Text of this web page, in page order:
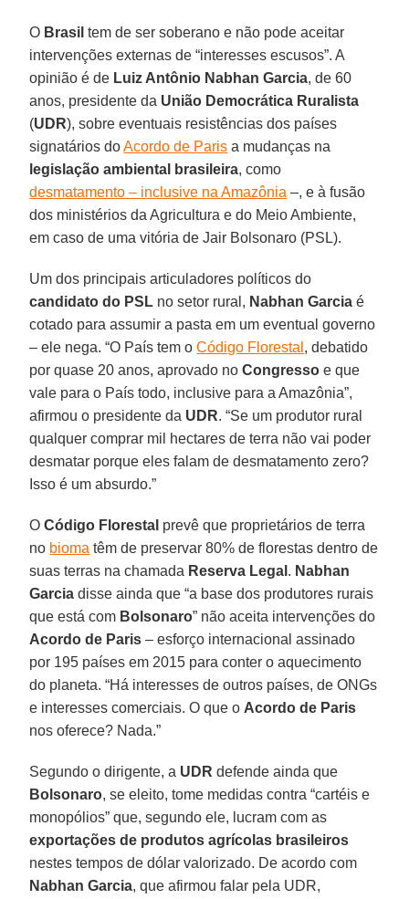
O Brasil tem de ser soberano e não pode aceitar
intervenções externas de “interesses escusos”. A
opinião é de Luiz Antônio Nabhan Garcia, de 60
anos, presidente da União Democrática Ruralista
(UDR), sobre eventuais resistências dos países
signatários doAcordo de Paris a mudanças na
legislação ambiental brasileira, como
desmatamento – inclusive na Amazônia –, e à fusão
dos ministérios da Agricultura e do Meio Ambiente,
em caso de uma vitória de Jair Bolsonaro (PSL).
Um dos principais articuladores políticos do
candidato do PSL no setor rural, Nabhan Garcia é
cotado para assumir a pasta em um eventual governo
– ele nega. “O País tem oCódigo Florestal , debatido
por quase 20 anos, aprovado noCongresso e que
vale para o País todo, inclusive para a Amazônia”,
afirmou o presidente da UDR. “Se um produtor rural
qualquer comprar mil hectares de terra não vai poder
desmatar porque eles falam de desmatamento zero?
Isso é um absurdo.”
OCódigo Florestal prevê que proprietários de terra
no bioma têm de preservar 80% de florestas dentro de
suas terras na chamada Reserva Legal . Nabhan
Garcia disse ainda que “a base dos produtores rurais
que está com Bolsonaro” não aceita intervenções do
Acordo de Paris – esforço internacional assinado
por 195 países em 2015 para conter o aquecimento
do planeta. “Há interesses de outros países, de ONGs
e interesses comerciais. O que o Acordo de Paris
nos oferece? Nada.”
Segundo o dirigente, a UDR defende ainda que
Bolsonaro, se eleito, tome medidas contra “cartéis e
monopólios” que, segundo ele, lucram com as
exportações de produtos agrícolas brasileiros
nestes tempos de dólar valorizado. De acordo com
Nabhan Garcia, que afirmou falar pela UDR,